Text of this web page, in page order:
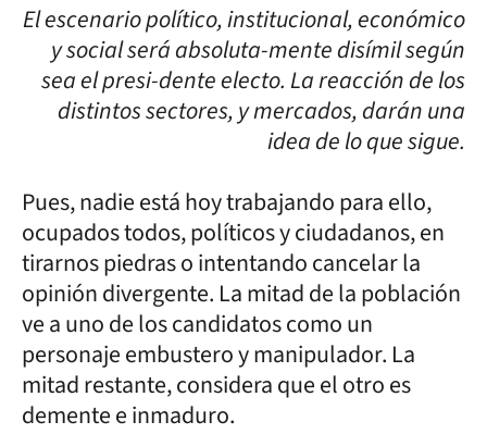
El escenario político, institucional, económico
y social será absoluta-mente disímil según
sea el presi-dente electo. La reacción de los
distintos sectores, y mercados, darán una
idea de lo que sigue.
Pues, nadie está hoy trabajando para ello,
ocupados todos, políticos y ciudadanos, en
tirarnos piedras o intentando cancelar la
opinión divergente. La mitad de la población
ve a uno de los candidatos como un
personaje embustero y manipulador. La
mitad restante, considera que el otro es
demente e inmaduro.